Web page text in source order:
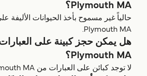
Plymouth MA؟
حالياً غير مسموح بأخذ الحيوانات الأليفة
Plymouth MA.
هل يمكن حجز كبينة على العبارات
Plymouth MA؟
لا توجد كبائن على العبارات من Plymouth MA.